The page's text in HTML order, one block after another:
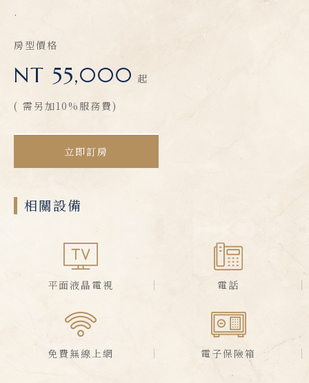
.
房型價格
NT 55,000 起
( 需另加10%服務費)
立即訂房
相關設備
平面液晶電視
免費無線上網
電話
電子保險箱